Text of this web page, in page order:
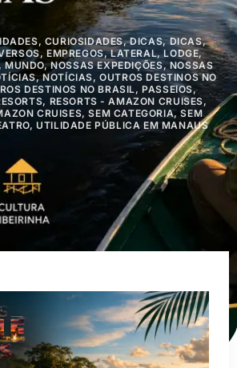
, CURIOSIDADES,DICAS, DICAS,
, EMPREGOS,LATERAL,LODGE,
MUNDO,NOSSAS EXPEDIÇÕES, NOSSAS
,NOTÍCIAS,OUTROS DESTINOS NO
DESTINOS NO BRASIL ,PASSEIOS,
, RESORTS - AMAZON CRUISES,
CRUISES,SEM CATEGORIA,SEM
,UTILIDADE PÚBLICA EM MANAUS